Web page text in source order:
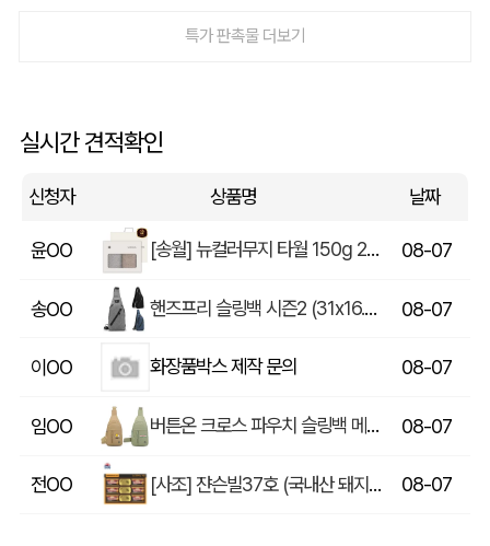
특가 판촉물 더보기
실시간 견적확인
신청자 상품명 날짜